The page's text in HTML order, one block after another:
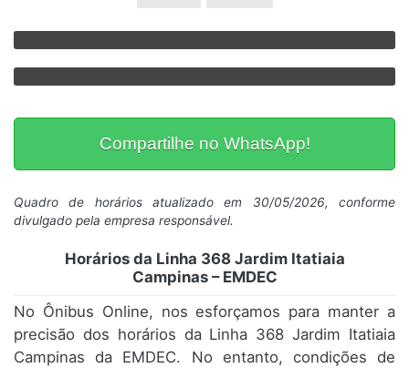
Compartilhe no WhatsApp!
Quadro de horários atualizado em 30/05/2026, conforme
divulgado pela empresa responsável.
Horários da Linha 368 Jardim Itatiaia
Campinas – EMDEC
No Ônibus Online, nos esforçamos para manter a
precisão dos horários da Linha 368 Jardim Itatiaia
Campinas da EMDEC. No entanto, condições de